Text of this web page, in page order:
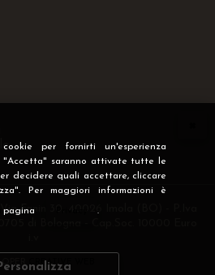
per fornirti un'esperienza
"Accetta" saranno attivate tutte le
decidere quali accettare, cliccare
Per maggiori informazioni è
pagina .
Fanin 30, 40026 Imola (BO) - P.Iva
CREATIVE WEB